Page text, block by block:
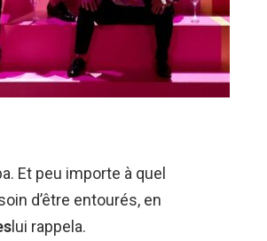
Et peu importe à quel
d’être entourés, en
lui rappela.